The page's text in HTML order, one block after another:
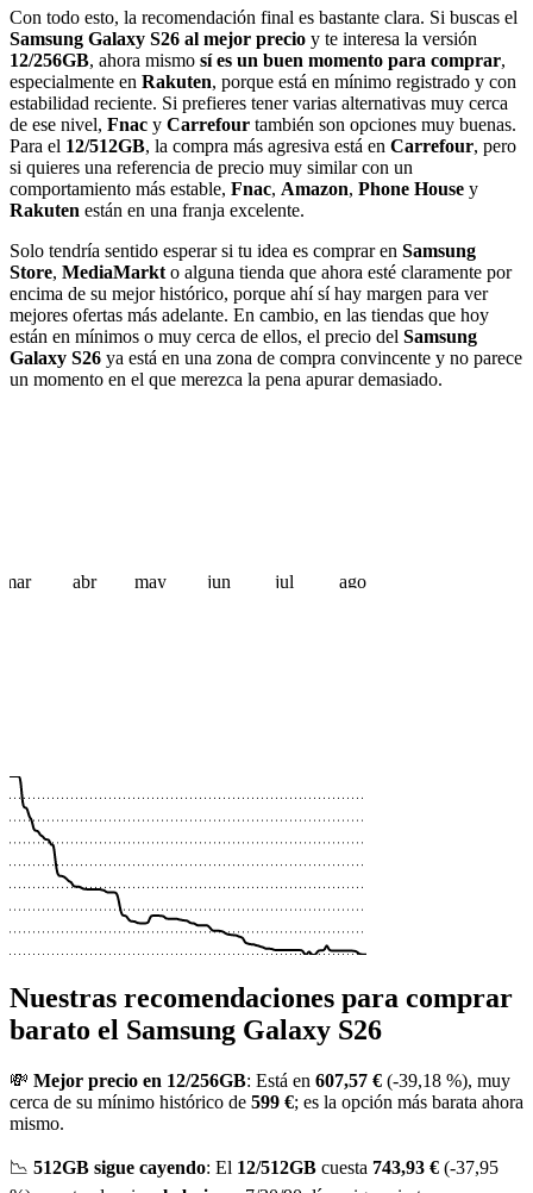
Con todo esto, la recomendación final es bastante clara. Si buscas el
Samsung Galaxy S26 al mejor precio y te interesa la versión
12/256GB, ahora mismo sí es un buen momento para comprar,
especialmente en Rakuten, porque está en mínimo registrado y con
estabilidad reciente. Si prefieres tener varias alternativas muy cerca
de ese nivel, Fnac y Carrefour también son opciones muy buenas.
Para el 12/512GB, la compra más agresiva está en Carrefour, pero
si quieres una referencia de precio muy similar con un
comportamiento más estable, Fnac, Amazon, Phone House y
Rakuten están en una franja excelente.
Solo tendría sentido esperar si tu idea es comprar en Samsung
Store, MediaMarkt o alguna tienda que ahora esté claramente por
encima de su mejor histórico, porque ahí sí hay margen para ver
mejores ofertas más adelante. En cambio, en las tiendas que hoy
están en mínimos o muy cerca de ellos, el precio del Samsung
Galaxy S26 ya está en una zona de compra convincente y no parece
un momento en el que merezca la pena apurar demasiado.
mar abr may jun jul ago
Nuestras recomendaciones para comprar
barato el Samsung Galaxy S26
💸 Mejor precio en 12/256GB: Está en 607,57 € (-39,18 %), muy
cerca de su mínimo histórico de 599 €; es la opción más barata ahora
mismo.
📉 512GB sigue cayendo: El 12/512GB cuesta 743,93 € (-37,95